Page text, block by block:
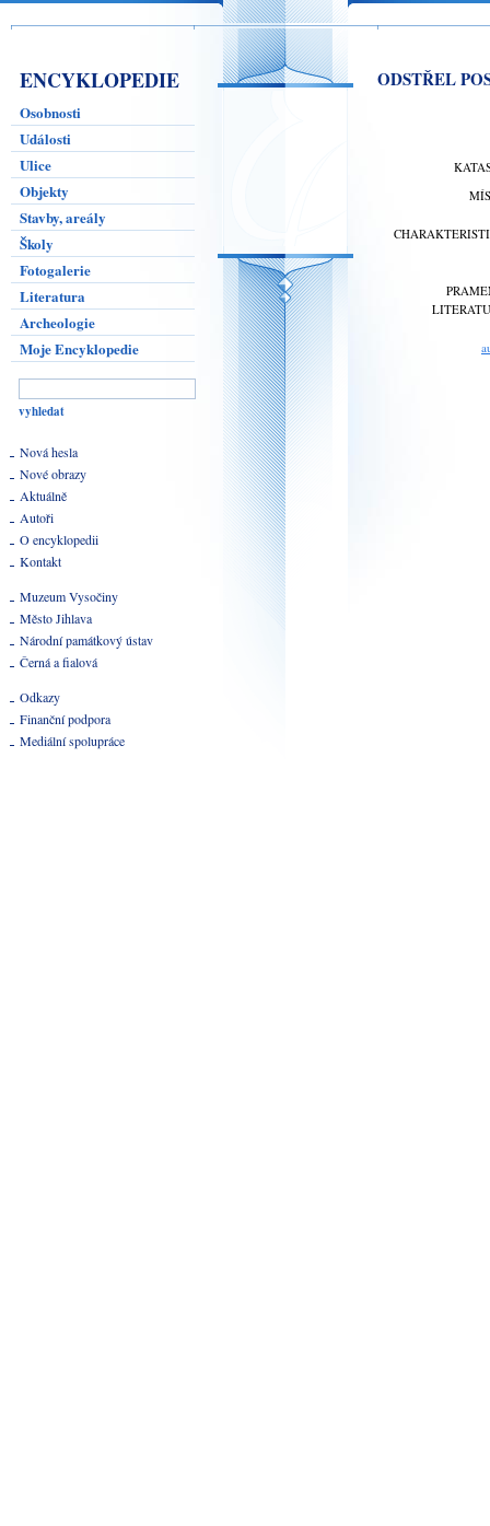
ENCYKLOPEDIE
Osobnosti
Události
Ulice
Objekty
Stavby, areály
Školy
Fotogalerie
Literatura
Archeologie
Moje Encyklopedie
Nová hesla
Nové obrazy
Aktuálně
Autoři
O encyklopedii
Kontakt
Muzeum Vysočiny
Město Jihlava
Národní památkový ústav
Černá a fialová
Odkazy
Finanční podpora
Mediální spolupráce
ODSTŘEL